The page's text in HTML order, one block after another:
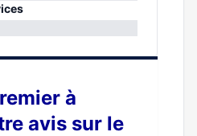
à
avis sur le